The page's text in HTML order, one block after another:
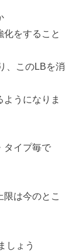
をすること
、このLBを消
うになりま
タイプ毎で
は今のとこ
しょう